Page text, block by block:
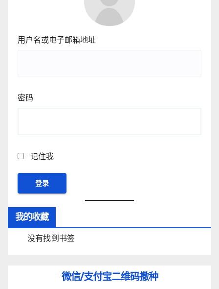
用户名或电子邮箱地址
密码
记住我
我的收藏
没有找到书签
微信/支付宝二维码撒种